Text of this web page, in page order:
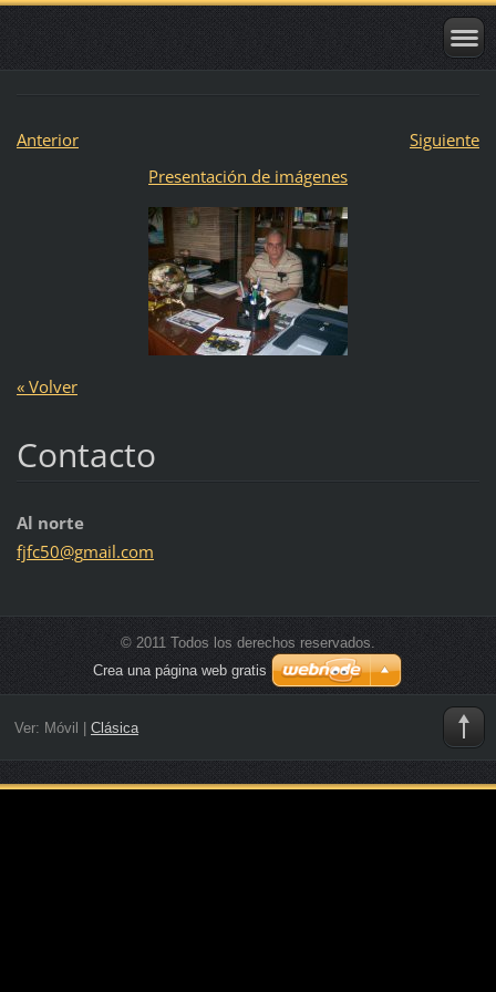
Anterior
Siguiente
Presentación de imágenes
« Volver
Contacto
Al norte
fjfc50@gmail.com
© 2011 Todos los derechos reservados.
Crea una página web gratis
Ver: Móvil Clásica